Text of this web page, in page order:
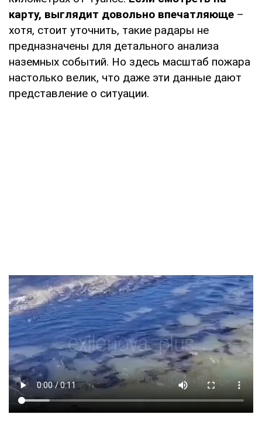
карту, выглядит довольно впечатляюще –
хотя, стоит уточнить, такие радары не
предназначены для детального анализа
наземных событий. Но здесь масштаб пожара
настолько велик, что даже эти данные дают
представление о ситуации.